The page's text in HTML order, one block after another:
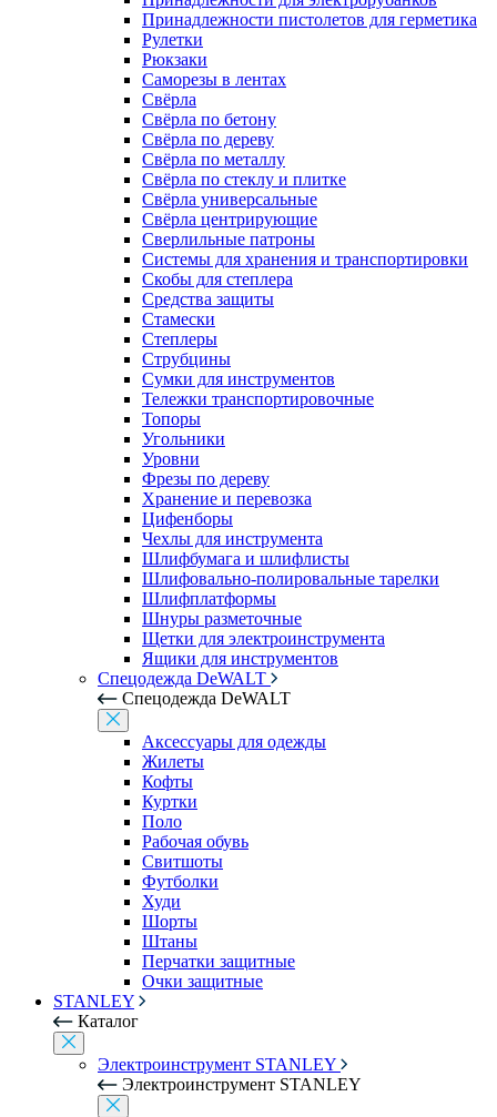
Принадлежности пистолетов для герметика
Рулетки
Рюкзаки
Саморезы в лентах
Свёрла
Свёрла по бетону
Свёрла по дереву
Свёрла по металлу
Свёрла по стеклу и плитке
Свёрла универсальные
Свёрла центрирующие
Сверлильные патроны
Системы для хранения и транспортировки
Скобы для степлера
Средства защиты
Стамески
Степлеры
Струбцины
Сумки для инструментов
Тележки транспортировочные
Топоры
Угольники
Уровни
Фрезы по дереву
Хранение и перевозка
Цифенборы
Чехлы для инструмента
Шлифбумага и шлифлисты
Шлифовально-полировальные тарелки
Шлифплатформы
Шнуры разметочные
Щетки для электроинструмента
Ящики для инструментов
Спецодежда DeWALT
Спецодежда DeWALT
Аксессуары для одежды
Жилеты
Кофты
Куртки
Поло
Рабочая обувь
Свитшоты
Футболки
Худи
Шорты
Штаны
Перчатки защитные
Очки защитные
STANLEY
Каталог
Электроинструмент STANLEY
Электроинструмент STANLEY